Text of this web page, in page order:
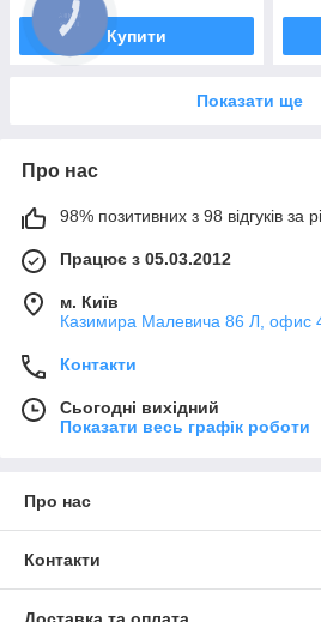
Купити
Показати ще
Про нас
98% позитивних з 98 відгуків за
Працює з 05.03.2012
м. Київ
Казимира Малевича 86 Л, офис
Контакти
Сьогодні вихідний
Показати весь графік роботи
Про нас
Контакти